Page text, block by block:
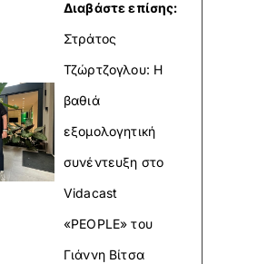
Διαβάστε επίσης:
Στράτος
Τζώρτζογλου: Η
βαθιά
εξομολογητική
συνέντευξη στο
Vidacast
«PEOPLE» του
Γιάννη Βίτσα